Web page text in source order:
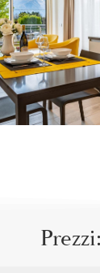
Prezzi: